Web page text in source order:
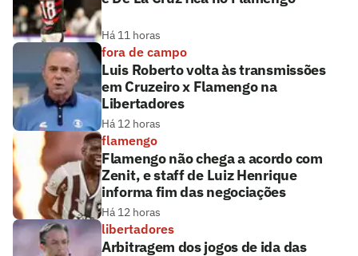
Há 11 horas
fora de campo
Luis Roberto volta às transmissões
em Cruzeiro x Flamengo na
Libertadores
Há 12 horas
flamengo
Flamengo não chega a acordo com
Zenit, e staff de Luiz Henrique
informa fim das negociações
Há 12 horas
libertadores
Arbitragem dos jogos de ida das